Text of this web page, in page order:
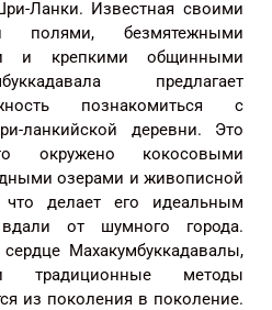
Ланки. Известная своими
полями, безмятежными
и крепкими общинными
предлагает
познакомиться с
ланкийской деревни. Это
окружено кокосовыми
озерами и живописной
что делает его идеальным
от шумного города.
Махакумбуккадавалы,
методы
из поколения в поколение.